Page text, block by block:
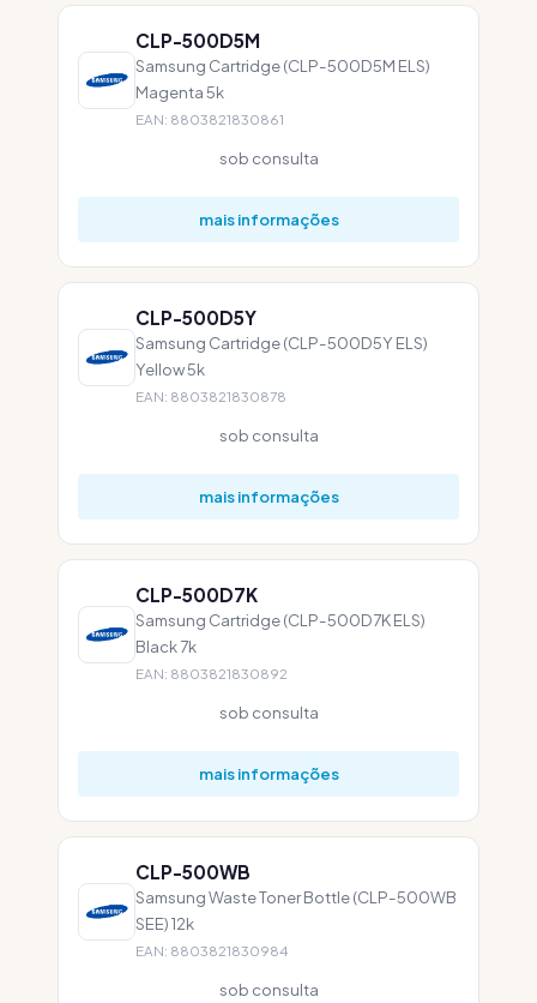
CLP-500D5M
Samsung Cartridge (CLP-500D5M ELS)
Magenta 5k
EAN: 8803821830861
sob consulta
mais informações
CLP-500D5Y
Samsung Cartridge (CLP-500D5Y ELS)
Yellow 5k
EAN: 8803821830878
sob consulta
mais informações
CLP-500D7K
Samsung Cartridge (CLP-500D7K ELS)
Black 7k
EAN: 8803821830892
sob consulta
mais informações
CLP-500WB
Samsung Waste Toner Bottle (CLP-500WB
SEE) 12k
EAN: 8803821830984
sob consulta